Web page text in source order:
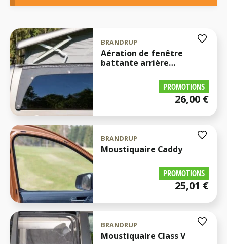
BRANDRUP
Aération de fenêtre
battante arrière
Polo, Horizon & Activity
PROMOTIONS
26,00 €
BRANDRUP
Moustiquaire Caddy
PROMOTIONS
25,01 €
BRANDRUP
Moustiquaire Class V